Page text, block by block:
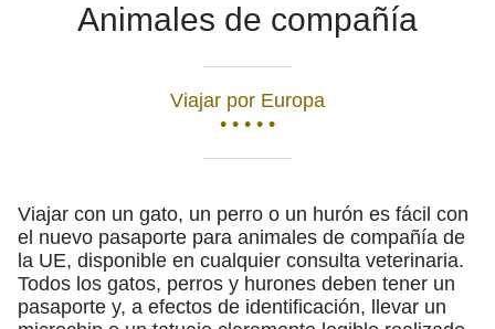
Animales de compañía
Viajar por Europa
• • • • •
Viajar con un gato, un perro o un hurón es fácil con
el nuevo pasaporte para animales de compañía de
la UE, disponible en cualquier consulta veterinaria.
Todos los gatos, perros y hurones deben tener un
pasaporte y, a efectos de identificación, llevar un